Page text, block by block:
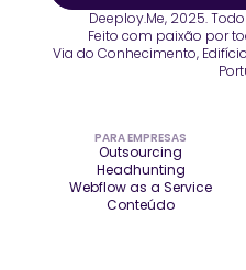
Deeploy.Me, 2025.
Feito com paixão por
Via do Conhecimento,
PARA EMPRESAS
Outsourcing
Headhunting
Webflow as a Service
Conteúdo